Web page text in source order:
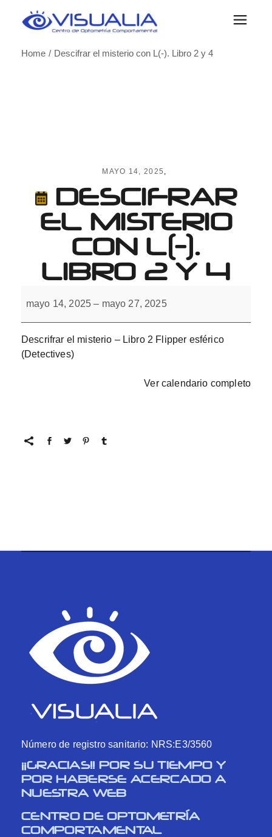
Home
Descifrar el misterio con L(-). Libro 2 y 4
MAYO 14, 2025
DESCIFRAR
EL MISTERIO
CON L(-).
LIBRO 2 Y 4
el
misterio
Libro
2
y
mayo 14, 2025 – mayo 27, 2025
Descrifrar el misterio – Libro 2 Flipper esférico
(Detectives)
Ver calendario completo
Número de registro sanitario: NRS:E3/3560
¡¡GRACIAS!! POR SU TIEMPO Y
POR HABERSE ACERCADO A
NUESTRA WEB
CENTRO DE OPTOMETRÍA
COMPORTAMENTAL